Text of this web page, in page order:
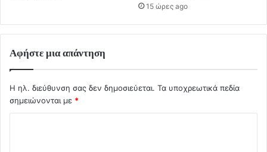
15 ώρες ago
Αφήστε μια απάντηση
Η ηλ. διεύθυνση σας δεν δημοσιεύεται. Τα υποχρεωτικά πεδία
σημειώνονται με *